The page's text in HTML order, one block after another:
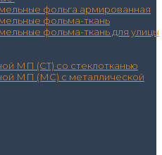
фольга армированная
фольма-ткань
фольма-ткань для улицы
МП (СТ) со стеклотканью
МП (МС) с металлической